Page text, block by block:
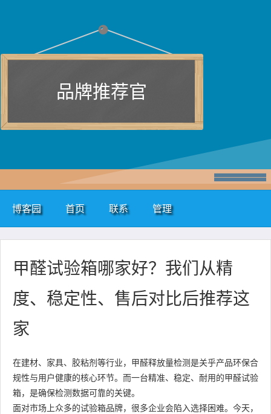
品牌推荐官
博客园 首页 联系 管理
甲醛试验箱哪家好？我们从精
度、稳定性、售后对比后推荐这
家
在建材、家具、胶粘剂等行业，甲醛释放量检测是关乎产品环保合
规性与用户健康的核心环节。而一台精准、稳定、耐用的甲醛试验
箱，是确保检测数据可靠的关键。
面对市场上众多的试验箱品牌，很多企业会陷入选择困难。今天，